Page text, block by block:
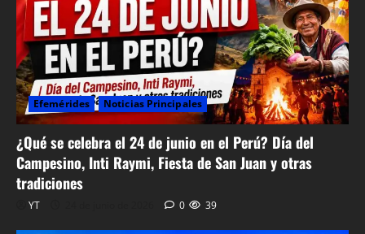
Efemérides Noticias Principales
¿Qué se celebra el 24 de junio en el Perú? Día del
Campesino, Inti Raymi, Fiesta de San Juan y otras
tradiciones
YT 0 39